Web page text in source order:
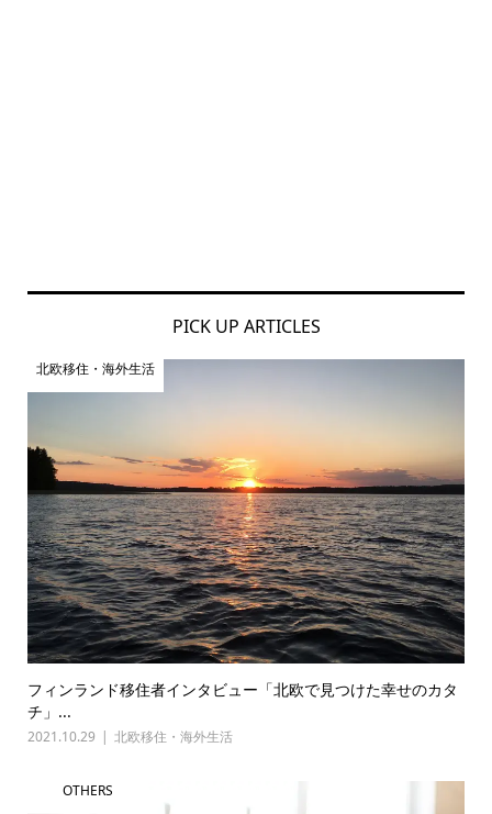
PICK UP ARTICLES
北欧移住・海外生活
フィンランド移住者インタビュー「北欧で見つけた幸せのカタ
チ」...
2021.10.29 北欧移住・海外生活
OTHERS